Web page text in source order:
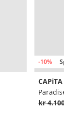
-10%
CAPiTA
kr